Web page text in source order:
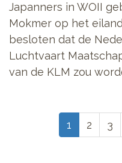
Japanners in WOII
Mokmer op het
besloten dat de
Luchtvaart
van de KLM zou
Paginering
Huidige
pagina
1 Page
2 3